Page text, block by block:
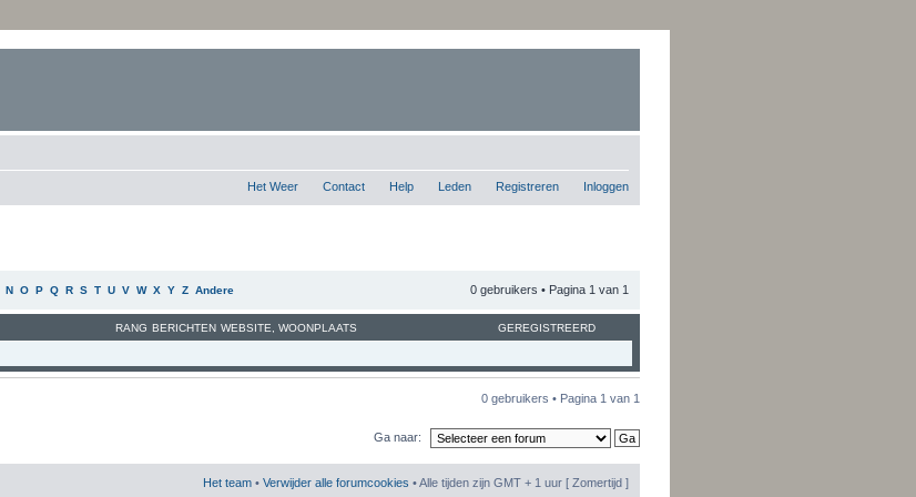
Het Weer Contact Help Leden Registreren Inloggen
N O P Q R S T U V W X Y Z Andere 0 gebruikers • Pagina 1 van 1
RANG BERICHTEN WEBSITE WOONPLAATS GEREGISTREERD
0 gebruikers • Pagina 1 van 1
Ga naar:
Het team • Verwijder alle forumcookies • Alle tijden zijn GMT + 1 uur [ Zomertijd ]